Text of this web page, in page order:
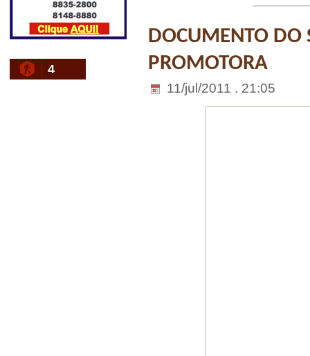
4
DOCUMENTO DO
PROMOTORA
11/jul/2011 . 21:05